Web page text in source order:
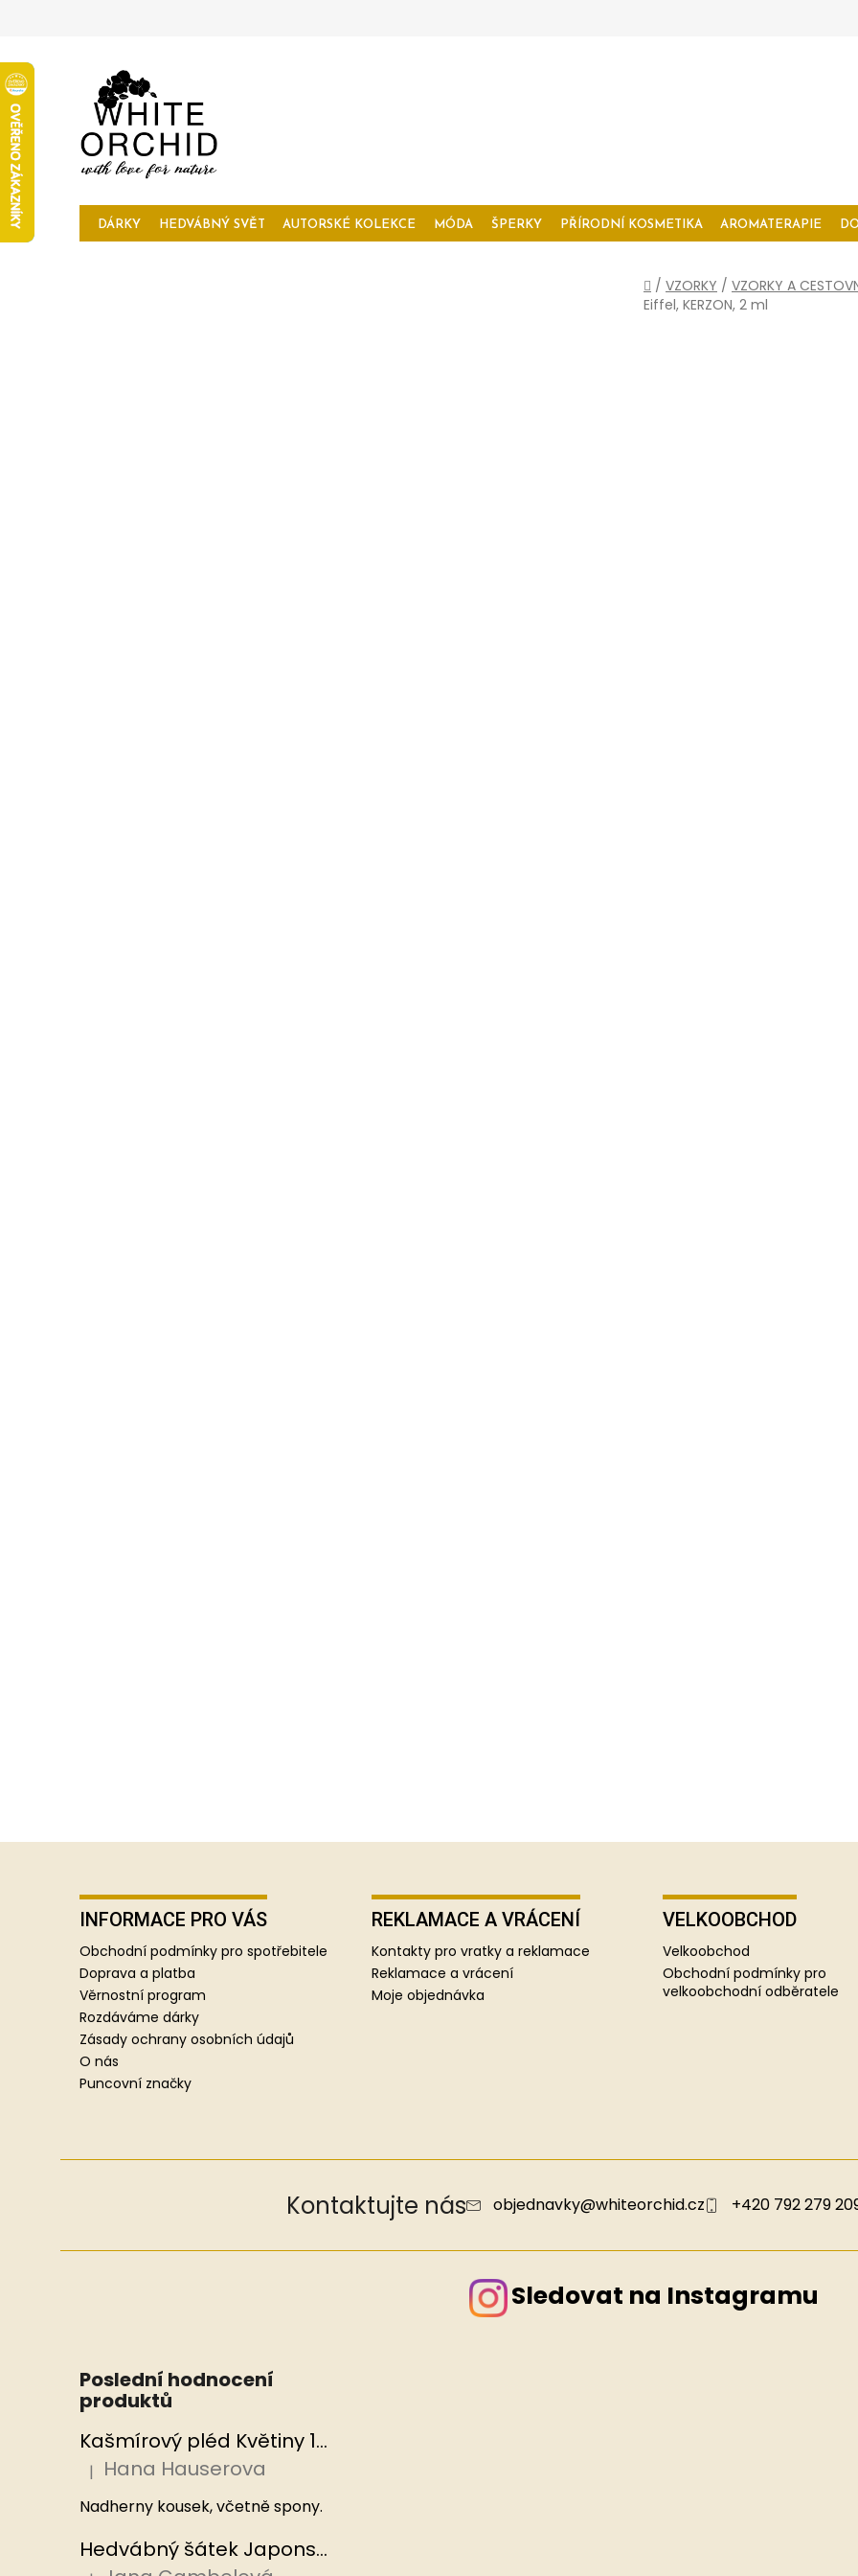
DÁRKY HEDVÁBNÝ SVĚT AUTORSKÉ KOLEKCE MÓDA ŠPERKY PŘÍRODNÍ KOSMETIKA AROMATERAPIE
Domů
/ VZORKY / VZORKY A
Eiffel, KERZON, 2 ml
INFORMACE PRO VÁS
Obchodní podmínky pro spotřebitele
Doprava a platba
Věrnostní program
Rozdáváme dárky
Zásady ochrany osobních údajů
O nás
Puncovní značky
REKLAMACE A VRÁCENÍ
Kontakty pro vratky a reklamace
Reklamace a vrácení
Moje objednávka
VELKOOBCHOD
Velkoobchod
Obchodní podmínky pro
velkoobchodní odběratele
Kontaktujte nás objednavky@whiteorchid.cz +420 792 279
Sledovat na Instagramu
Poslední hodnocení
produktů
Kašmírový pléd Květiny 100x200 cm, Hedvábný svět
Hodnocení produktu je 5 z 5 hvězdiček.
| Hana Hauserova
Nadherny kousek, včetně spony.
Hedvábný šátek Japonská zahrada 110x110 cm v dárkovém balení, HEDVÁBNÝ SVĚT